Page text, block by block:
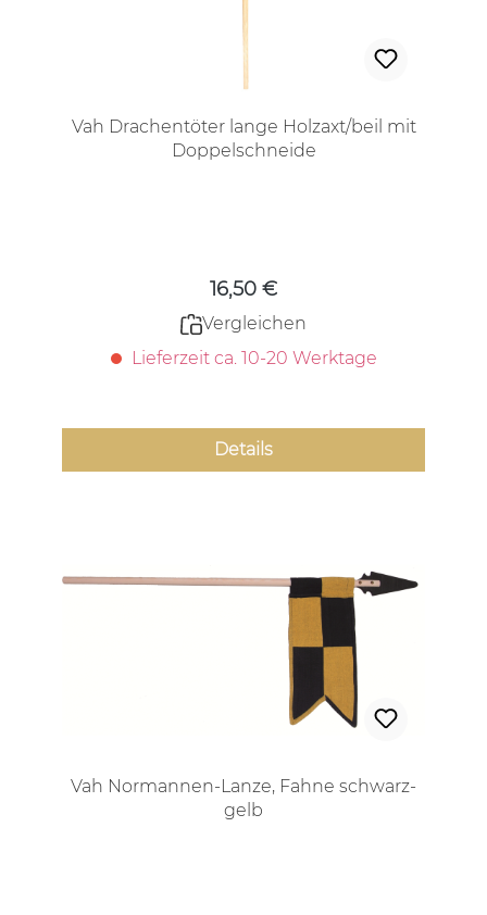
Vah Drachentöter lange Holzaxt/beil mit
Doppelschneide
16,50 €
Vergleichen
Lieferzeit ca. 10-20 Werktage
Details
Vah Normannen-Lanze, Fahne schwarz-
gelb